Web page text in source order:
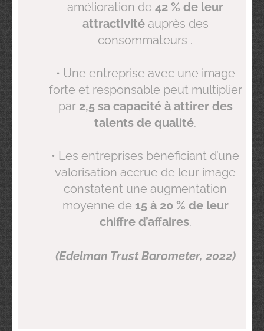
amélioration de 42 % de leur
attractivitéauprès des
consommateurs .
• Une entreprise avec une image
forte et responsable peut multiplier
par 2,5 sa capacité à attirer des
talents de qualité.
• Les entreprises bénéficiant d’une
valorisation accrue de leur image
constatent une augmentation
moyenne de 15 à 20 % de leur
chiffre d’affaires.
(Edelman Trust Barometer, 2022)